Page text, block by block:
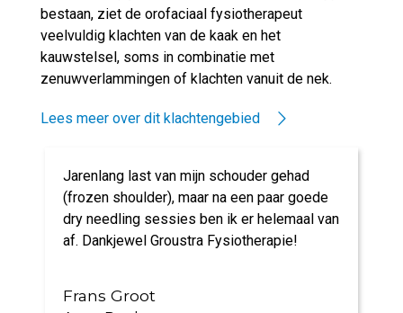
bestaan, ziet de orofaciaal fysiotherapeut
veelvuldig klachten van de kaak en het
kauwstelsel, soms in combinatie met
zenuwverlammingen of klachten vanuit de nek.
Lees meer over dit klachtengebied
Jarenlang last van mijn schouder gehad
(frozen shoulder), maar na een paar goede
dry needling sessies ben ik er helemaal van
af. Dankjewel Groustra Fysiotherapie!
Frans Groot